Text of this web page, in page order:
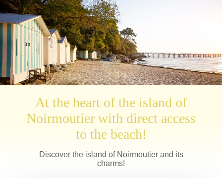
At the heart of the island of
Noirmoutier with direct access
to the beach!
Discover the island of Noirmoutier and its
charms!